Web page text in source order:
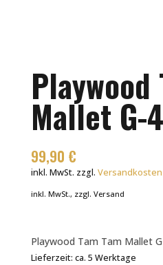
Playwood
Mallet G-4
99,90 €
inkl. MwSt. zzgl. Versandkosten
inkl. MwSt., zzgl. Versand
Playwood Tam Tam Mallet
Lieferzeit: ca. 5 Werktage